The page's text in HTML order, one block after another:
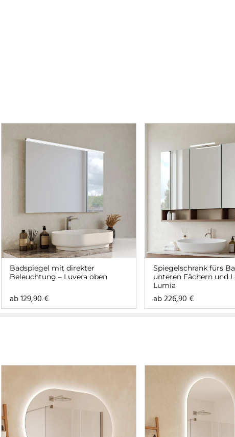
Badspiegel mit direkter
Beleuchtung – Luvera oben
ab129,90€
Spiegelschrank fürs
unteren Fächern und
Lumia
ab226,90€